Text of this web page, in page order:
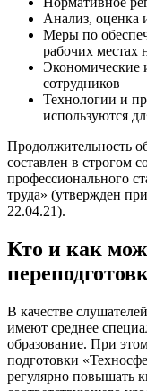
Анализ, оценка
Меры по
рабочих местах
Экономические
сотрудников
Технологии и
используются
Продолжительность
составлен в строгом
профессионального
труда» (утвержден
22.04.21).
Кто и как
В качестве
имеют среднее
образование. При
подготовки
регулярно повышать